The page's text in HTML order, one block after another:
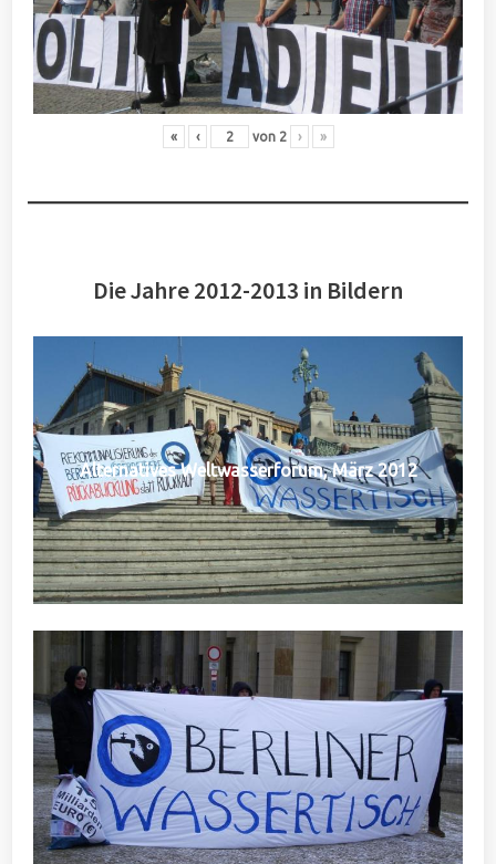
« ‹ von 2 › »
Die Jahre 2012-2013 in Bildern
Alternatives Weltwasserforum, März 2012